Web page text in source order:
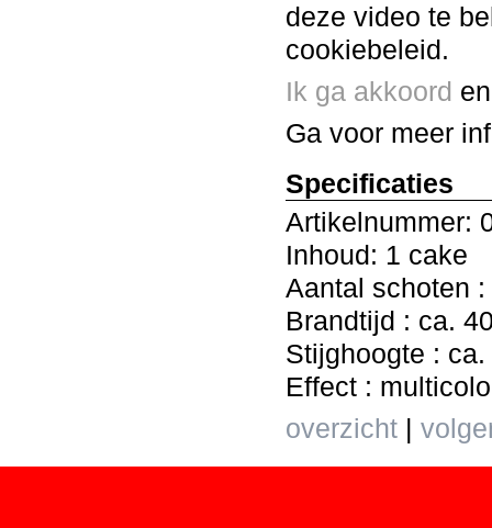
deze video te
cookiebeleid.
Ik ga akkoord
Ga voor meer
Specificaties
Artikelnummer:
Inhoud: 1 cake
Aantal schoten :
Brandtijd : ca.
Stijghoogte :
Effect :
overzicht |